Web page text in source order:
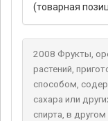
(товарная
2008 Фрукты,
растений,
способом,
сахара или
спирта, в